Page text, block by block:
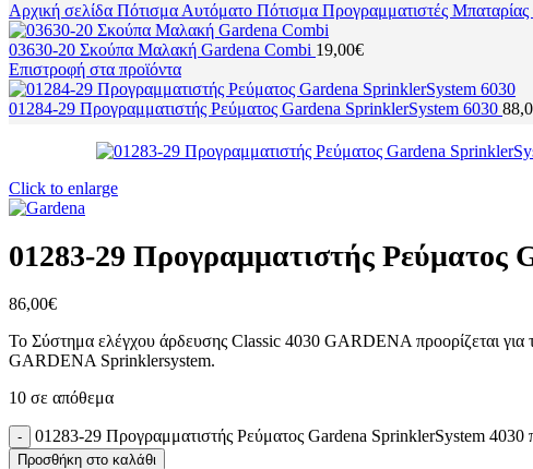
Αρχική σελίδα Πότισμα Αυτόματο Πότισμα Προγραμματιστές Μπαταρίας
03630-20 Σκούπα Μαλακή Gardena Combi 19,00€
Επιστροφή στα προϊόντα
01284-29 Προγραμματιστής Ρεύματος Gardena SprinklerSystem 6030
Click to enlarge
01283-29 Προγραμματιστής Ρεύματος
86,00€
Το Σύστημα ελέγχου άρδευσης Classic 4030 GARDENA προορίζεται
GARDENA Sprinklersystem.
10 σε απόθεμα
01283-29 Προγραμματιστής Ρεύματος Gardena SprinklerSystem 4030
Προσθήκη στο καλάθι